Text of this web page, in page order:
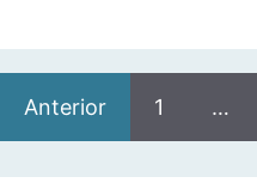
Anterior 1 …